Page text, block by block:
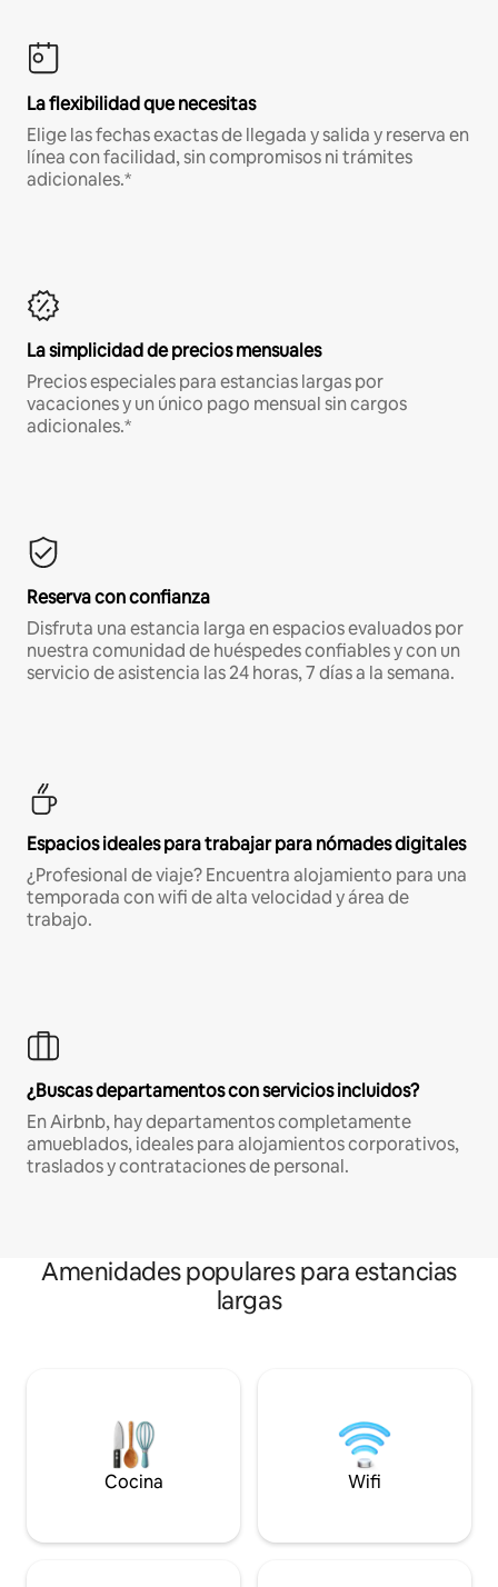
La flexibilidad que necesitas
Elige las fechas exactas de llegada y salida y reserva en
línea con facilidad, sin compromisos ni trámites
adicionales.*
La simplicidad de precios mensuales
Precios especiales para estancias largas por
vacaciones y un único pago mensual sin cargos
adicionales.*
Reserva con confianza
Disfruta una estancia larga en espacios evaluados por
nuestra comunidad de huéspedes confiables y con un
servicio de asistencia las 24 horas, 7 días a la semana.
Espacios ideales para trabajar para nómades digitales
¿Profesional de viaje? Encuentra alojamiento para una
temporada con wifi de alta velocidad y área de
trabajo.
¿Buscas departamentos con servicios incluidos?
En Airbnb, hay departamentos completamente
amueblados, ideales para alojamientos corporativos,
traslados y contrataciones de personal.
Amenidades populares para estancias
largas
Cocina Wifi